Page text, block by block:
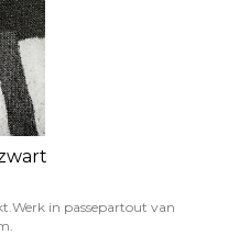
in passepartout van